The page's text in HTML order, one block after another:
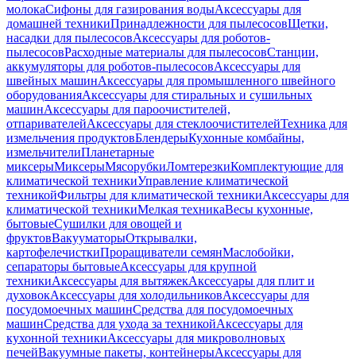
молокаСифоны для газирования водыАксессуары для
домашней техникиПринадлежности для пылесосовЩетки,
насадки для пылесосовАксессуары для роботов-
пылесосовРасходные материалы для пылесосовСтанции,
аккумуляторы для роботов-пылесосовАксессуары для
швейных машинАксессуары для промышленного швейного
оборудованияАксессуары для стиральных и сушильных
машинАксессуары для пароочистителей,
отпаривателейАксессуары для стеклоочистителейТехника для
измельчения продуктовБлендерыКухонные комбайны,
измельчителиПланетарные
миксерыМиксерыМясорубкиЛомтерезкиКомплектующие для
климатической техникиУправление климатической
техникойФильтры для климатической техникиАксессуары для
климатической техникиМелкая техникаВесы кухонные,
бытовыеСушилки для овощей и
фруктовВакууматорыОткрывалки,
картофелечисткиПроращиватели семянМаслобойки,
сепараторы бытовыеАксессуары для крупной
техникиАксессуары для вытяжекАксессуары для плит и
духовокАксессуары для холодильниковАксессуары для
посудомоечных машинСредства для посудомоечных
машинСредства для ухода за техникойАксессуары для
кухонной техникиАксессуары для микроволновых
печейВакуумные пакеты, контейнерыАксессуары для